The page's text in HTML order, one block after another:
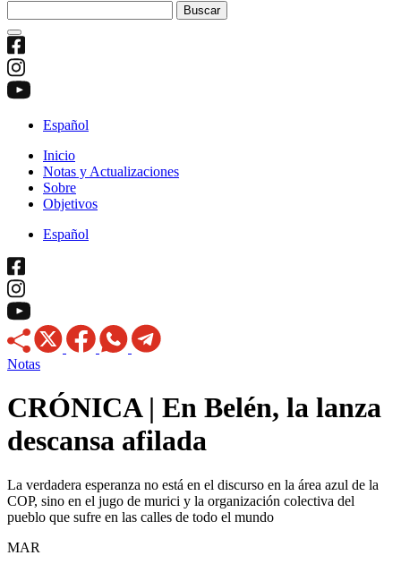
Español
Inicio
Notas y Actualizaciones
Sobre
Objetivos
Español
Notas
CRÓNICA | En Belén, la lanza
descansa afilada
La verdadera esperanza no está en el discurso en la área azul de la
COP, sino en el jugo de murici y la organización colectiva del
pueblo que sufre en las calles de todo el mundo
MAR